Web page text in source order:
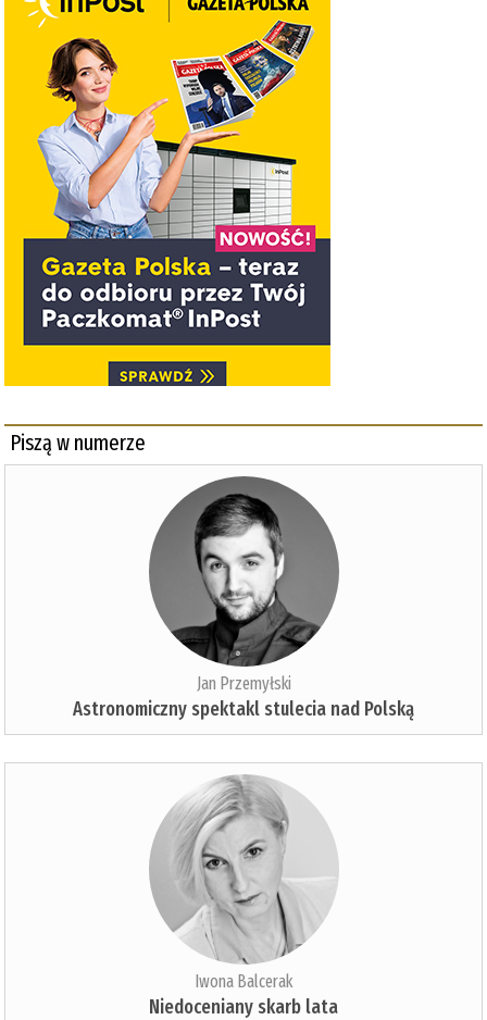
Piszą w numerze
Jan Przemyłski
Astronomiczny spektakl stulecia nad Polską
Iwona Balcerak
Niedoceniany skarb lata